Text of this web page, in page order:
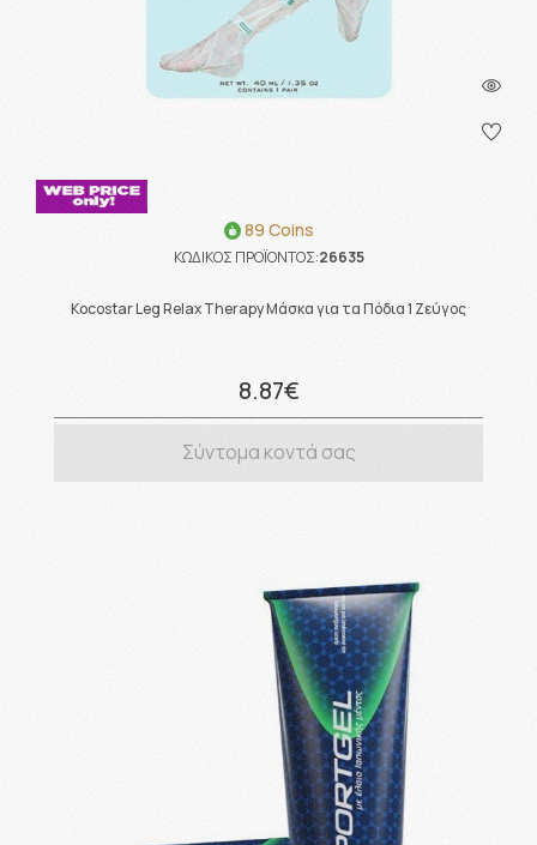
89 Coins
ΚΩΔΙΚΟΣ ΠΡΟΪΟΝΤΟΣ:26635
Kocostar Leg Relax Therapy Μάσκα για τα Πόδια 1 Ζεύγος
8.87€
Σύντομα κοντά σας